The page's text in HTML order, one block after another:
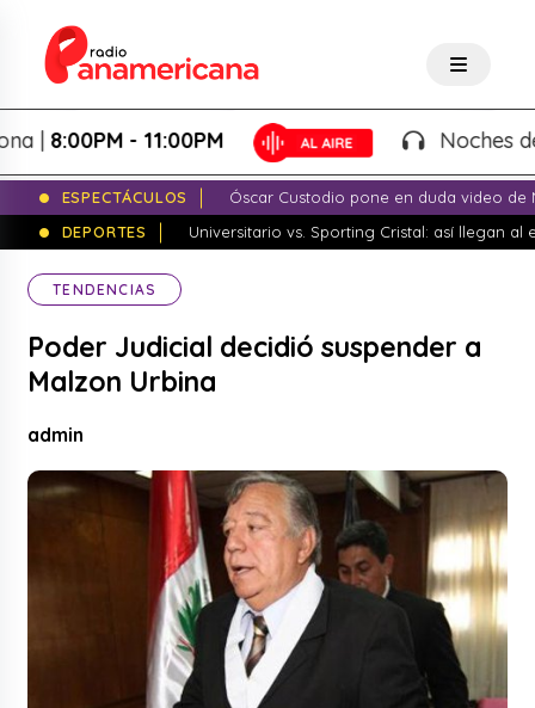
- 11:00PM Noches de
ESPECTÁCULOS
Óscar Custodio pone en duda video de
DEPORTES
Universitario vs. Sporting Cristal: así llegan al
TENDENCIAS
Poder Judicial decidió suspender a
Malzon Urbina
admin